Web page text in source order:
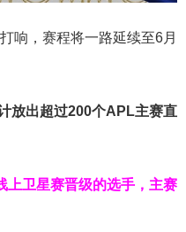
响，赛程将一路延续至6月
放出超过200个APL主赛直
上卫星赛晋级的选手，主赛